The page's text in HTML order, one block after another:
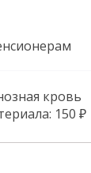
кровь
150 ₽